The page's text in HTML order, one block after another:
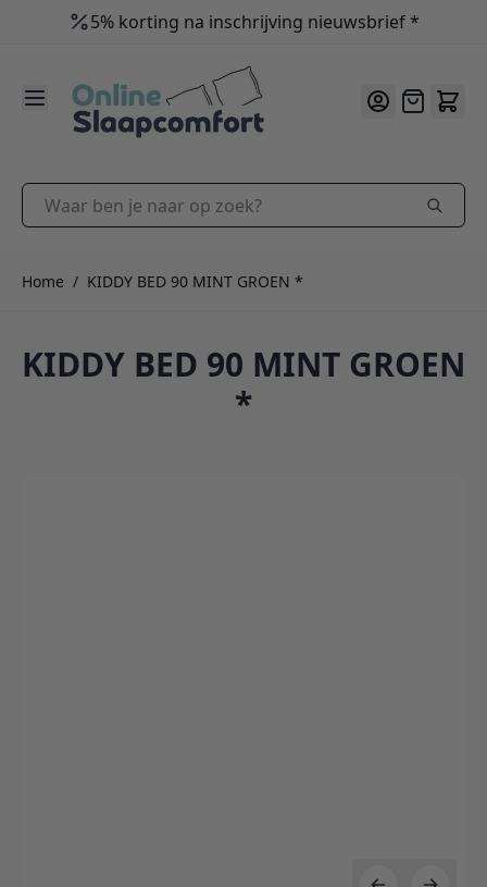
5% korting na inschrijving nieuwsbrief *
9.2 /10
Offerte
Waar ben je naar op zoek?
Home / KIDDY BED 90 MINT GROEN *
KIDDY BED 90 MINT GROEN
*